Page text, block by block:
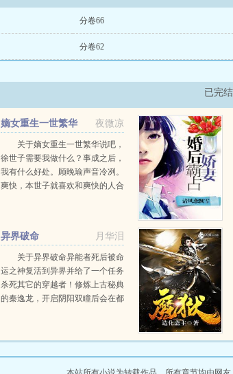
分卷66
分卷62
已完
夜微凉
嫡女重生一世繁华
关于嫡女重生一世繁华说吧，
徐世子需要我做什么？事成之后，
我有什么好处。顾晚瑜声音冷冽。
爽快，本世子就喜欢和爽快的人合
月华泪
异界破命
关于异界破命异能者死后被命
运之神复活到异界并给了一个任务
杀死其它的穿越者！修炼上古秘典
的秦逸龙，开启阴阳双瞳后会在都
怎样的选择？两...